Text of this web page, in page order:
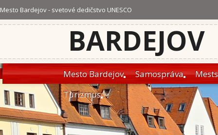
Mesto Bardejov - svetové dedičstvo UNESCO
BARDEJOV
Mesto Bardejov Samospráva
Turizmus